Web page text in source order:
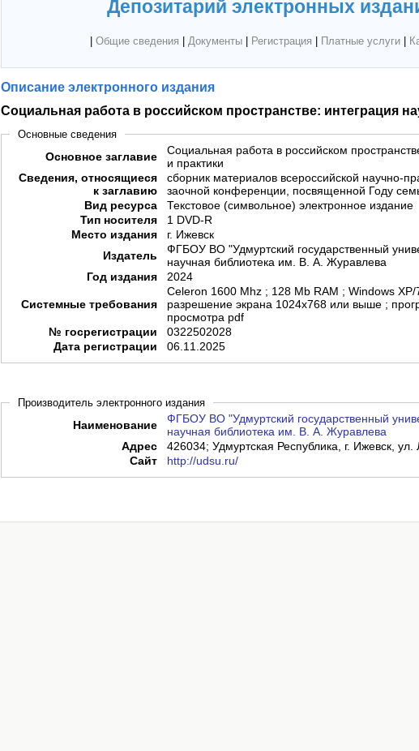
Депозитарий электронных
Общие сведения Документы| Регистрация Платные услуги|
Описание электронного издания
Социальная работа в российском пространстве: интеграция
Основные сведения
Основное заглавие
Социальная работа в российском
и практики
Сведения, относящиеся
к заглавию
сборник материалов всероссийской научно-
заочной конференции, посвященной Году
Вид ресурса
Текстовое (символьное) электронное издание
Тип носителя
1 DVD-R
Место издания
г. Ижевск
Издатель
ФГБОУ ВО "Удмуртский государственный
научная библиотека им. В. А. Журавлева
Год издания
2024
Системные требования
Celeron 1600 Mhz ; 128 Mb RAM ; Windows
разрешение экрана 1024х768 или выше ;
просмотра pdf
№ госрегистрации
0322502028
Дата регистрации
06.11.2025
Производитель электронного издания
Наименование
ФГБОУ ВО "Удмуртский государственный
научная библиотека им. В. А. Журавлева
Адрес
426034; Удмуртская Республика, г. Ижевск,
Сайт
http://udsu.ru/